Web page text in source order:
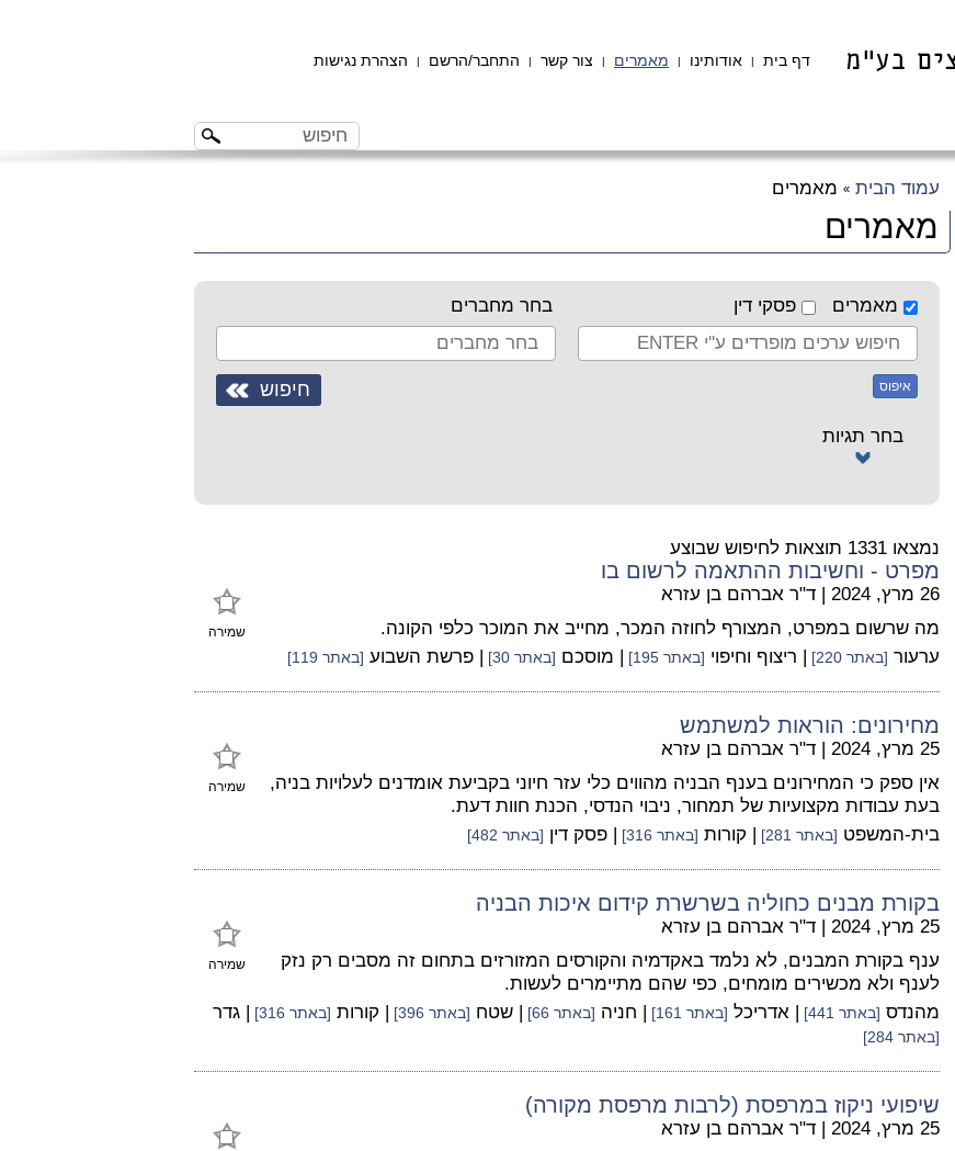
דף בית | אודותינו | מאמרים | צור קשר | התחבר/הרשם | הצהרת נגישות
עמוד הבית » מאמרים
מאמרים
מאמרים פסקי דין בחר מחברים
איפוס
בחר תגיות
נמצאו 1331 תוצאות לחיפוש שבוצע
מפרט - וחשיבות ההתאמה לרשום בו
שמירה
26 מרץ, 2024 | ד"ר אברהם בן עזרא
מה שרשום במפרט, המצורף לחוזה המכר, מחייב את המוכר כלפי הקונה.
ערעור [באתר 220] | ריצוף וחיפוי [באתר 195] | מוסכם [באתר 30] | פרשת השבוע [באתר 119]
מחירונים: הוראות למשתמש
שמירה
25 מרץ, 2024 | ד"ר אברהם בן עזרא
אין ספק כי המחירונים בענף הבניה מהווים כלי עזר חיוני בקביעת אומדנים לעלויות בניה,
בעת עבודות מקצועיות של תמחור, ניבוי הנדסי, הכנת חוות דעת.
בית-המשפט [באתר 281] | קורות [באתר 316] | פסק דין [באתר 482]
בקורת מבנים כחוליה בשרשרת קידום איכות הבניה
שמירה
25 מרץ, 2024 | ד"ר אברהם בן עזרא
ענף בקורת המבנים, לא נלמד באקדמיה והקורסים המזורזים בתחום זה מסבים רק נזק
לענף ולא מכשירים מומחים, כפי שהם מתיימרים לעשות.
מהנדס [באתר 441] | אדריכל [באתר 161] | חניה [באתר 66] | שטח [באתר 396] | קורות [באתר 316] | גדר
[באתר 284]
שיפועי ניקוז במרפסת (לרבות מרפסת מקורה)
25 מרץ, 2024 | ד"ר אברהם בן עזרא